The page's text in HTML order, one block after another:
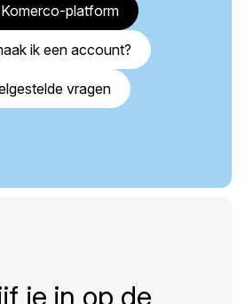
platform
ik een account?
vragen
je in op de